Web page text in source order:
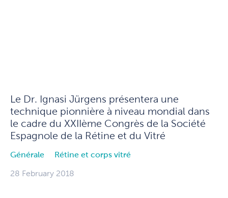
Le Dr. Ignasi Jürgens présentera une
technique pionnière à niveau mondial dans
le cadre du XXIIème Congrès de la Société
Espagnole de la Rétine et du Vitré
Générale Rétine et corps vitré
28 February 2018